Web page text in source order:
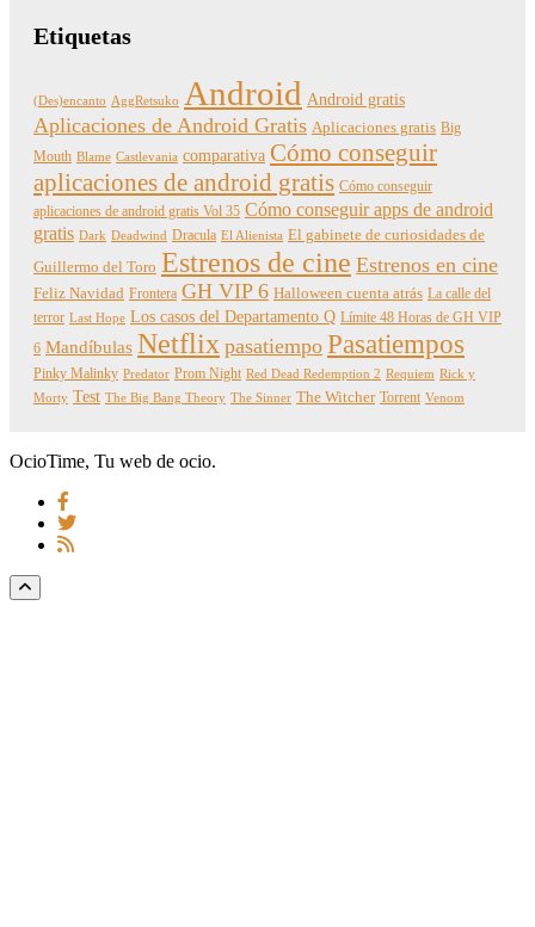
Etiquetas
(Des)encanto AggRetsuko Android Android gratis
Aplicaciones de Android Gratis Aplicaciones gratis Big
Mouth Blame Castlevania comparativa Cómo conseguir
aplicaciones de android gratis Cómo conseguir
aplicaciones de android gratis Vol 35 Cómo conseguir apps de android
gratis Dark Deadwind Dracula El Alienista El gabinete de curiosidades de
Guillermo del Toro Estrenos de cine Estrenos en cine
Feliz Navidad Frontera GH VIP 6 Halloween cuenta atrás La calle del
terror Last Hope Los casos del Departamento Q Límite 48 Horas de GH VIP
6 Mandíbulas Netflix pasatiempo Pasatiempos
Pinky Malinky Predator Prom Night Red Dead Redemption 2 Requiem Rick y
Morty Test The Big Bang Theory The Sinner The Witcher Torrent Venom
OcioTime, Tu web de ocio.